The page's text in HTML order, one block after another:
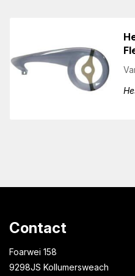
Contact
Foarwei 158
9298JS Kollumersweach